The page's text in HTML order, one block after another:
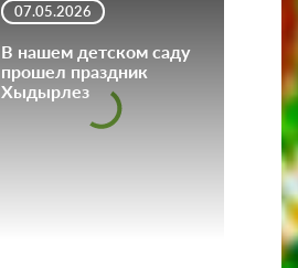
07.05.2026
В нашем детском саду
прошел праздник
Хыдырлез